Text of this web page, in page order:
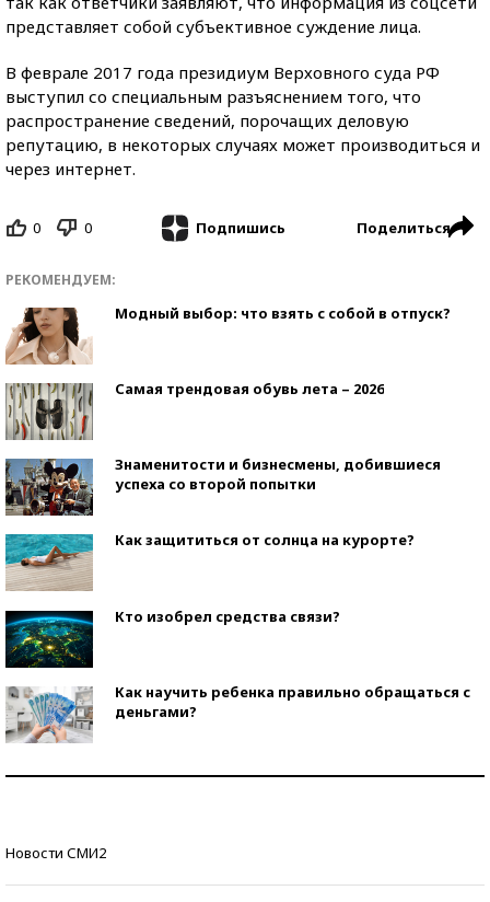
представляет собой субъективное суждение лица.
В феврале 2017 года президиум Верховного суда РФ
выступил со специальным разъяснением того, что
распространение сведений, порочащих деловую
репутацию, в некоторых случаях может производиться и
через интернет.
0 0 Подпишись Поделиться
РЕКОМЕНДУЕМ:
Модный выбор: что взять с собой в отпуск?
Самая трендовая обувь лета – 2026
Знаменитости и бизнесмены, добившиеся
успеха со второй попытки
Как защититься от солнца на курорте?
Кто изобрел средства связи?
Как научить ребенка правильно обращаться с
деньгами?
Новости СМИ2